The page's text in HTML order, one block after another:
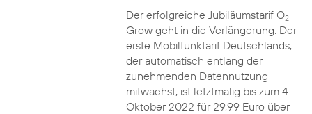
Der erfolgreiche Jubiläumstarif O2
Grow geht in die Verlängerung: Der
erste Mobilfunktarif Deutschlands,
der automatisch entlang der
zunehmenden Datennutzung
mitwächst, ist letztmalig bis zum 4.
Oktober 2022 für 29,99 Euro über